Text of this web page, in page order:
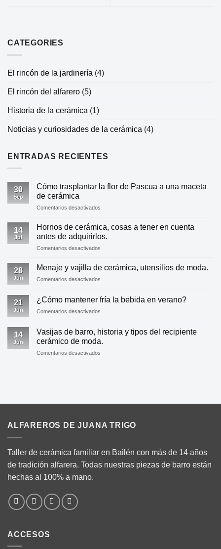
CATEGORIES
El rincón de la jardinería (4)
El rincón del alfarero (5)
Historia de la cerámica (1)
Noticias y curiosidades de la cerámica (4)
ENTRADAS RECIENTES
30
Sep
Cómo trasplantar la flor de Pascua a una maceta
de cerámica
Comentarios desactivados
flor
a
cerámica
14
Jul
Hornos de cerámica, cosas a tener en cuenta
antes de adquirirlos.
Comentarios desactivados
tener
de
adquirirlos.
28
Jun
Menaje y vajilla de cerámica, utensilios de moda.
Comentarios desactivados
y
vajilla
utensilios
21
Jun
¿Cómo mantener fría la bebida en verano?
Comentarios desactivados
mantener
fría
la
14
Jun
Vasijas de barro, historia y tipos del recipiente
cerámico de moda.
Comentarios desactivados
tipos
cerámico
ALFAREROS DE JUANA TRIGO
Taller de cerámica familiar en Bailén con más de 14 años
de tradición alfarera. Todas nuestras piezas de barro están
hechas al 100% a mano.
ACCESOS